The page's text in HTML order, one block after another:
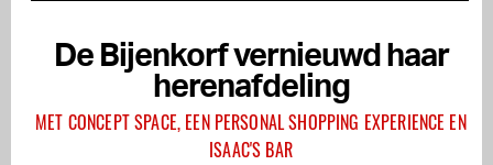
De Bijenkorf vernieuwd haar
herenafdeling
MET CONCEPT SPACE, EEN PERSONAL SHOPPING EXPERIENCE EN
ISAAC'S BAR